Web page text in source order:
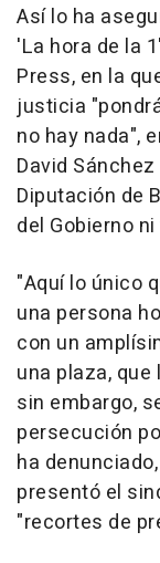
Así lo ha
'La hora de la
Press, en la
justicia
no hay nada",
David
Diputación de
del Gobierno
"Aquí lo único
una persona
con un
una plaza,
sin embargo,
persecución
ha
presentó el
"recortes de